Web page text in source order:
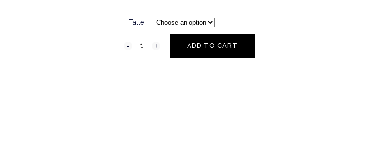
Talle
ADD TO CART